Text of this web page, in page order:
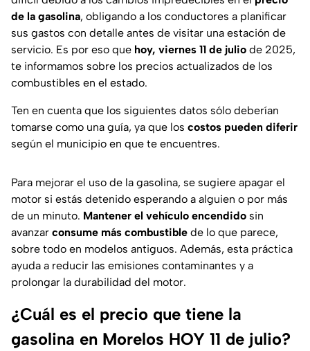
de la gasolina, obligando a los conductores a planificar
sus gastos con detalle antes de visitar una estación de
servicio. Es por eso que hoy, viernes 11 de julio de 2025,
te informamos sobre los precios actualizados de los
combustibles en el estado.
Ten en cuenta que los siguientes datos sólo deberían
tomarse como una guía, ya que los costos pueden diferir
según el municipio en que te encuentres.
Para mejorar el uso de la gasolina, se sugiere apagar el
motor si estás detenido esperando a alguien o por más
de un minuto. Mantener el vehículo encendido sin
avanzar consume más combustible de lo que parece,
sobre todo en modelos antiguos. Además, esta práctica
ayuda a reducir las emisiones contaminantes y a
prolongar la durabilidad del motor.
¿Cuál es el precio que tiene la
gasolina en Morelos HOY 11 de julio?